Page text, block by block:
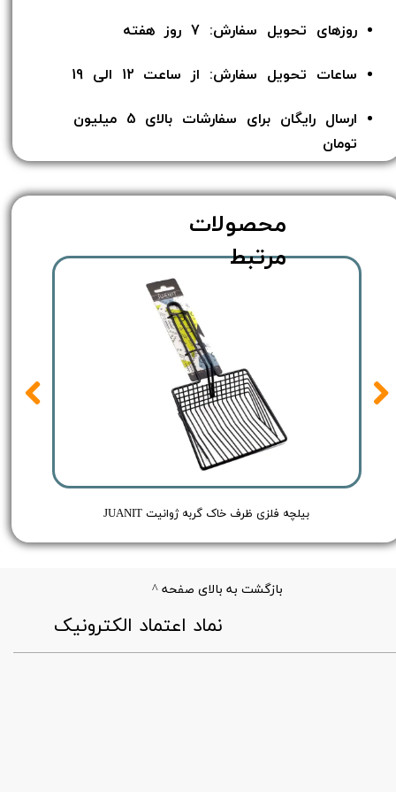
روزهای تحویل سفارش: 7 روز هفته
ساعات تحویل سفارش: از ساعت 12 الی 19
ارسال رایگان برای سفارشات بالای 5 میلیون
تومان​​​​​​​
بیلچه فلزی ظرف خاک گربه ژوانیت JUANIT
محصولات
مرتبط
بازگشت به بالای صفحه ^
​نماد اعتماد الکترونیک